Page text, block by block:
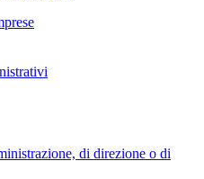
di direzione o di